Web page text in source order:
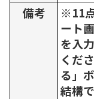
備考
※11
ート
を入
くだ
る」
結構で